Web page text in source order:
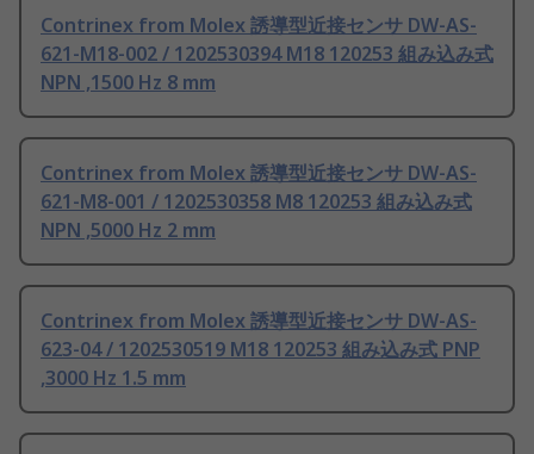
Contrinex from Molex 誘導型近接センサ DW-AS-
621-M18-002 / 1202530394 M18 120253 組み込み式
NPN ,1500 Hz 8 mm
Contrinex from Molex 誘導型近接センサ DW-AS-
621-M8-001 / 1202530358 M8 120253 組み込み式
NPN ,5000 Hz 2 mm
Contrinex from Molex 誘導型近接センサ DW-AS-
623-04 / 1202530519 M18 120253 組み込み式 PNP
,3000 Hz 1.5 mm